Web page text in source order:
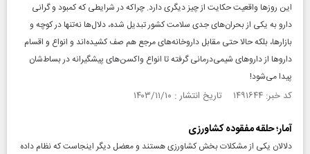
این روزها واقعیت حکایت از چیز دیگری دارد. چراکه در شرایطی که کمبود و گرانی
دارو به یکی از بحران‌های جدی سلامت کشور تبدیل شده، دلال‌ها نه‌تنها در کوچه و
بازارها، بلکه حالا حتی مقابل داروخانه‌های مرجع هم صف کشیده‌اند و انواع و اقسام
داروها از داروهای شیمی‌درمانی گرفته تا انواع واکسن‌های پیشگیرانه در بساط‌شان
پیدا می‌شود!
کد خبر: ۱۴۹۱۶۴۴ تاریخ انتشار : ۱۴۰۳/۱۱/۱۰
آمار؛ حلقه مفقوده کشاورزی
دلالان یکی از مشکلات بخش کشاورزی هستند و معضل دیگر اینجاست که نظام داده